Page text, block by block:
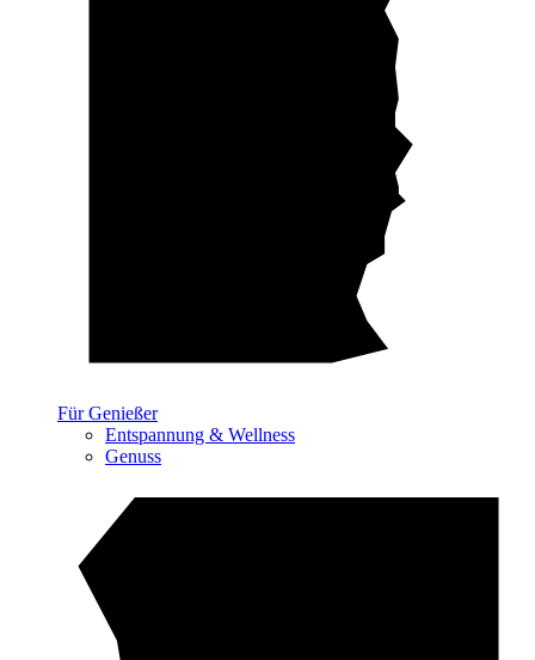
Für Genießer
Entspannung & Wellness
Genuss